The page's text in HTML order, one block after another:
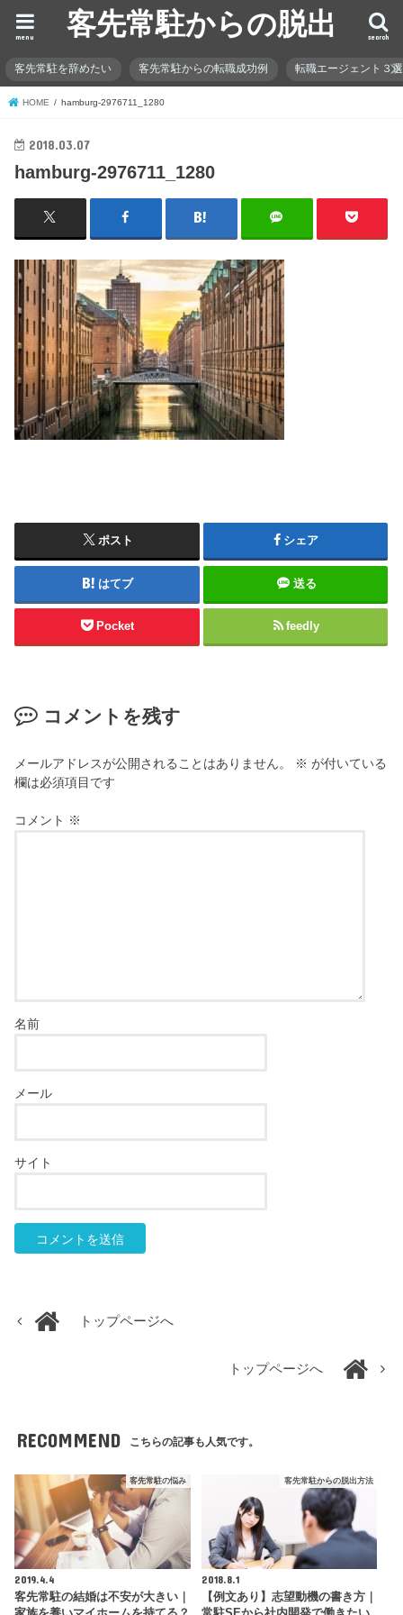
客先常駐からの脱出 search
menu
客先常駐を辞めたい 客先常駐からの転職成功例 転職エージェント３
HOME hamburg-2976711_1280
2018.03.07
hamburg-2976711_1280
ポスト シェア
はてブ 送る
Pocket feedly
コメントを残す
メールアドレスが公開されることはありません。 ※ が付いている
欄は必須項目です
コメント ※
名前
メール
サイト
トップページへ
トップページへ
RECOMMEND こちらの記事も人気です。
客先常駐の悩み
2019.4.4
客先常駐の結婚は不安が大きい｜
客先常駐からの脱出方法
2018.8.1
【例文あり】志望動機の書き方｜